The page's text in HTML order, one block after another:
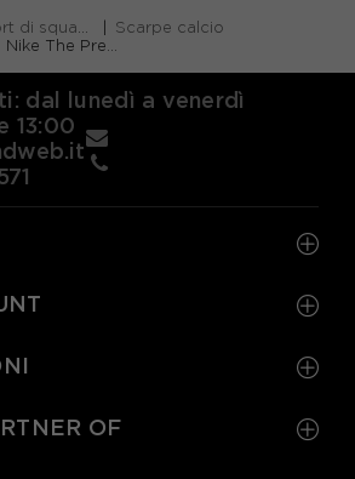
di squadra
Scarpe calcio
Nike The Premier III Fg Azzurro Rosso - Scarpe Da Calcio Uomo
dal lunedì a venerdì
13:00
OF